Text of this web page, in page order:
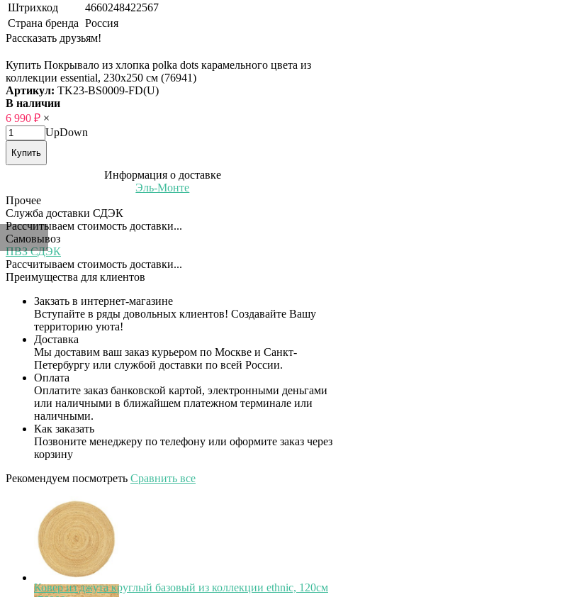
Штрихкод
4660248422567
Страна бренда Россия
Рассказать друзьям!
Купить Покрывало из хлопка polka dots карамельного цвета из
коллекции essential, 230х250 см (76941)
Артикул: TK23-BS0009-FD(U)
В наличии
6 990 ₽ ×
UpDown
Купить
Информация о доставке
Эль-Монте
Прочее
Служба доставки СДЭК
Рассчитываем стоимость доставки...
Самовывоз
ПВЗ СДЭК
Рассчитываем стоимость доставки...
Преимущества для клиентов
Закзать в интернет-магазине
Вступайте в ряды довольных клиентов! Создавайте Вашу
территорию уюта!
Доставка
Мы доставим ваш заказ курьером по Москве и Санкт-
Петербургу или службой доставки по всей России.
Оплата
Оплатите заказ банковской картой, электронными деньгами
или наличными в ближайшем платежном терминале или
наличными.
Как заказать
Позвоните менеджеру по телефону или оформите заказ через
корзину
Рекомендуем посмотреть Сравнить все
Ковер из джута круглый базовый из коллекции ethnic, 120см